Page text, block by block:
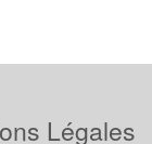
Légales